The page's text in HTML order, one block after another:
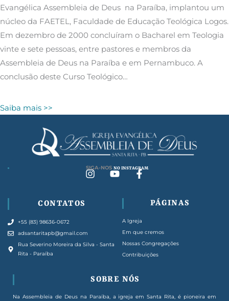
Evangélica Assembleia de Deus na Paraíba, implantou um
núcleo da FAETEL, Faculdade de Educação Teológica Logos.
Em dezembro de 2000 concluíram o Bacharel em Teologia
vinte e sete pessoas, entre pastores e membros da
Assembleia de Deus na Paraíba e em Pernambuco. A
conclusão deste Curso Teológico…
Saiba mais >>
SIGA-NOS N|
I
a
Y
F
o
o
k
-
CONTATOS
+55 (83) 98636-0672
adsantaritapb@gmail.com
Rua Severino Moreira da Silva - Santa
Rita - Paraíba
PÁGINAS
A Igreja
Em que cremos
Nossas Congregações
Contribuições
SOBRE NÓS
Na Assembleia de Deus na Paraíba, a igreja em Santa Rita, é pioneira em